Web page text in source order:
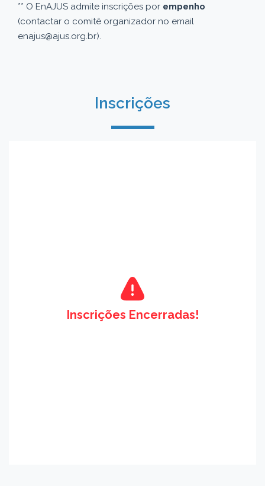
** O EnAJUS admite inscrições por empenho
(contactar o comitê organizador no email
enajus@ajus.org.br).
Inscrições
Inscrições Encerradas!